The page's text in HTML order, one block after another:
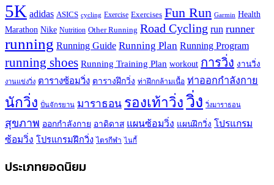
5K adidas ASICS cycling Exercise Exercises Fun Run Garmin Health
Marathon Nike Nutrition Other Running Road Cycling run runner
running Running Guide Running Plan Running Program
running shoes Running Training Plan workout การวิ่ง งานวิ่ง
งานแข่งวิ่ง ตารางซ้อมวิ่ง ตารางฝึกวิ่ง ท่าฝึกกล้ามเนื้อ ท่าออกกำลังกาย
นักวิ่ง ปั่นจักรยาน มาราธอน รองเท้าวิ่ง วิ่ง วิ่งมาราธอน
สุขภาพ ออกกำลังกาย อาดิดาส แผนซ้อมวิ่ง แผนฝึกวิ่ง โปรแกรม
ซ้อมวิ่ง โปรแกรมฝึกวิ่ง ไตรกีฬา ไนกี้
ประเภทยอดนิยม